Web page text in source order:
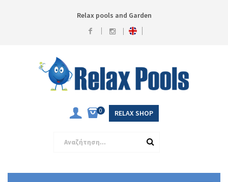
Relax pools and Garden
0 RELAX SHOP